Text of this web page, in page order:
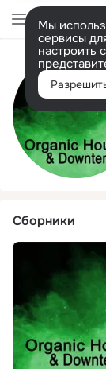
Мы
сервисы
настроить
Сборники